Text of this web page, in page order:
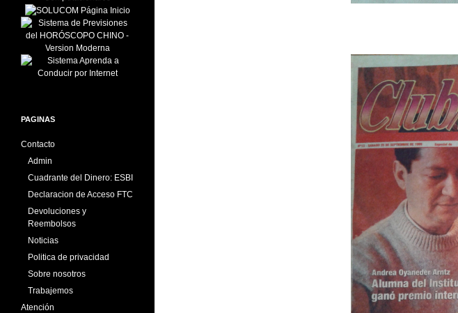
PAGINAS
Contacto
Admin
Cuadrante del Dinero: ESBI
Declaracion de Acceso FTC
Devoluciones y
Reembolsos
Noticias
Politica de privacidad
Sobre nosotros
Trabajemos
Atención